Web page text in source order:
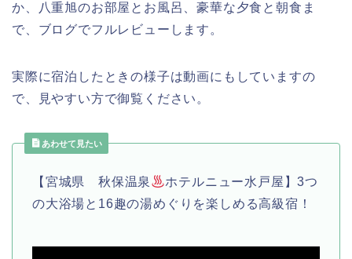
か、八重旭のお部屋とお風呂、豪華な夕食と朝食ま
で、ブログでフルレビューします。
実際に宿泊したときの様子は動画にもしていますの
で、見やすい方で御覧ください。
あわせて見たい
【宮城県 秋保温泉
ホテルニュー水戸屋】3つ
の大浴場と16趣の湯めぐりを楽しめる高級宿！